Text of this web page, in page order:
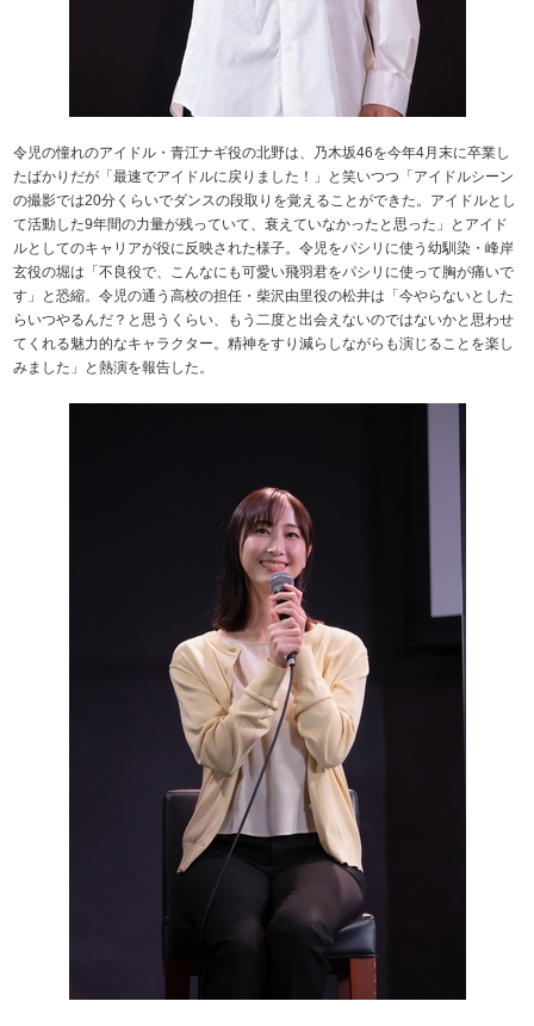
令児の憧れのアイドル・青江ナギ役の北野は、乃木坂46を今年4月末に卒業し
たばかりだが「最速でアイドルに戻りました！」と笑いつつ「アイドルシーン
の撮影では20分くらいでダンスの段取りを覚えることができた。アイドルとし
て活動した9年間の力量が残っていて、衰えていなかったと思った」とアイド
ルとしてのキャリアが役に反映された様子。令児をパシリに使う幼馴染・峰岸
玄役の堀は「不良役で、こんなにも可愛い飛羽君をパシリに使って胸が痛いで
す」と恐縮。令児の通う高校の担任・柴沢由里役の松井は「今やらないとした
らいつやるんだ？と思うくらい、もう二度と出会えないのではないかと思わせ
てくれる魅力的なキャラクター。精神をすり減らしながらも演じることを楽し
みました」と熱演を報告した。